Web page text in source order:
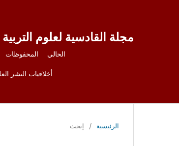
مجلة القادسية لعلوم
الحالي المحفوظات
أخلاقيات النشر
الرئيسية / إبحث